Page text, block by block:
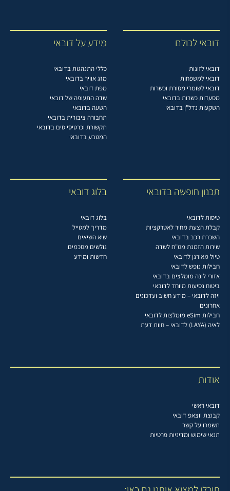
דובאי לכולם
דובאי לזוגות
דובאי למשפחות
דובאי לשומרי מסורת וכשרות
מסעדות כשרות בדובאי
השקעות נדל"ן בדובאי
מידע על דובאי
כללי התנהגות בדובאי
מזג אוויר בדובאי
מפת דובאי
שדה התעופה של דובאי
השעה בדובאי
תחבורה ציבורית בדובאי
תקשורת וכרטיסי סים בדובאי
המטבע בדובאי
תכנון חופשה בדובאי
טיסות לדובאי
קבלת הצעת מחיר לאטרקציות
השכרת רכב בדובאי
שירות הזמנת מט"ח לשדה
טיול מאורגן לדובאי
חבילות נופש לדובאי
אזורי לינה מומלצים בדובאי
ביטוח נסיעות מיוחד לדובאי
ויזה לדובאי – מידע חשוב ועדכונים
אחרונים
חבילות eSim מומלצות לדובאי
לאיה (LAYA) לדובאי – חוות דעת
בלוג דובאי
בלוג דובאי
מדריך למטייל
שיא השיאים
גולשים מסכמים
חדשות ומידע
אודות
דובאי ראשי
קבוצת ווצאפ דובאי
תשמרו על קשר
תנאי שימוש ומדיניות פרטיות